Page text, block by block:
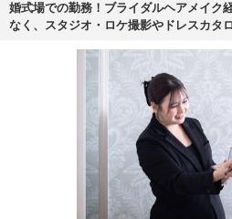
婚式場での勤務！ブライダルヘアメイク
なく、スタジオ・ロケ撮影やドレスカタ